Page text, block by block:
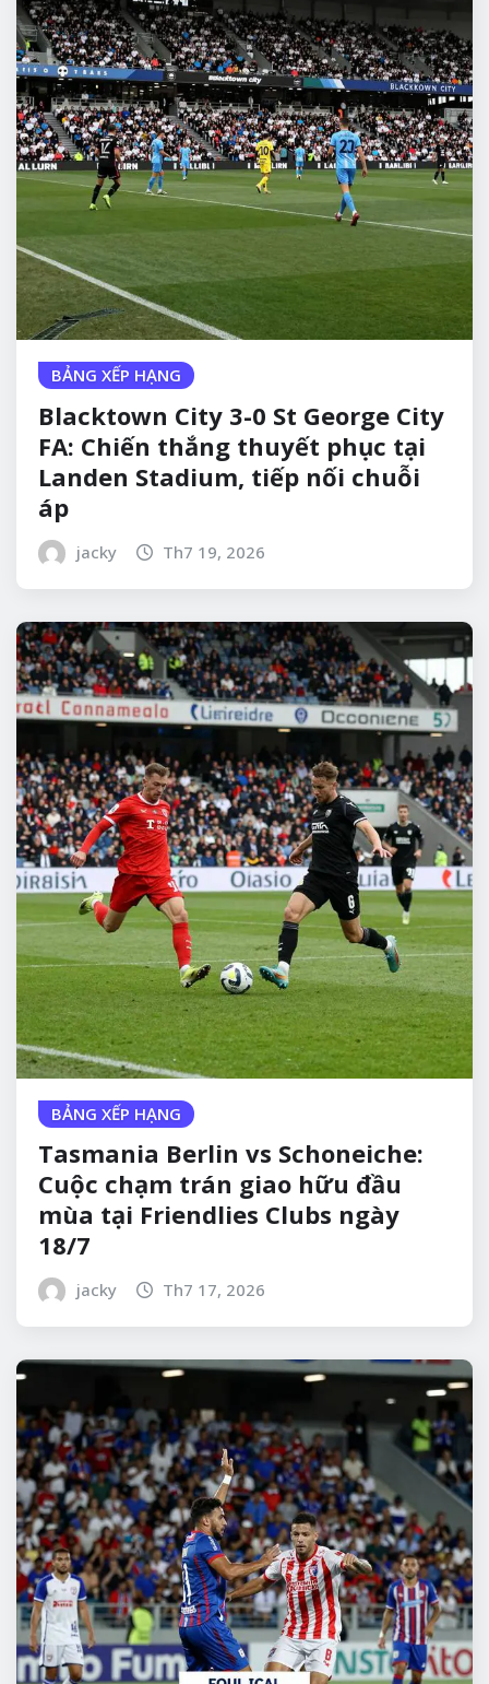
BẢNG XẾP HẠNG
Blacktown City 3-0 St George City
FA: Chiến thắng thuyết phục tại
Landen Stadium, tiếp nối chuỗi
áp
jacky Th7 19, 2026
BẢNG XẾP HẠNG
Tasmania Berlin vs Schoneiche:
Cuộc chạm trán giao hữu đầu
mùa tại Friendlies Clubs ngày
18/7
jacky Th7 17, 2026